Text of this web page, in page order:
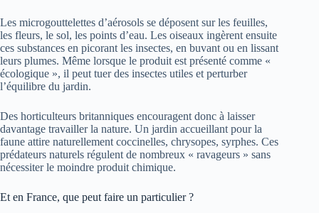
Les microgouttelettes d’aérosols se déposent sur les feuilles,
les fleurs, le sol, les points d’eau. Les oiseaux ingèrent ensuite
ces substances en picorant les insectes, en buvant ou en lissant
leurs plumes. Même lorsque le produit est présenté comme «
écologique », il peut tuer des insectes utiles et perturber
l’équilibre du jardin.
Des horticulteurs britanniques encouragent donc à laisser
davantage travailler la nature. Un jardin accueillant pour la
faune attire naturellement coccinelles, chrysopes, syrphes. Ces
prédateurs naturels régulent de nombreux « ravageurs » sans
nécessiter le moindre produit chimique.
Et en France, que peut faire un particulier ?